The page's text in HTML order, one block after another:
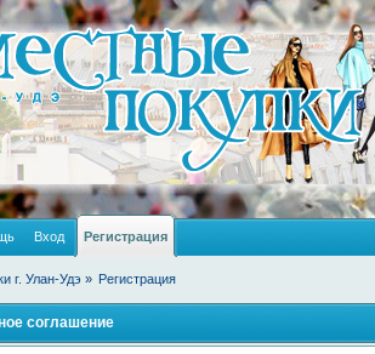
Вход Регистрация
г. Улан-Удэ » Регистрация
соглашение